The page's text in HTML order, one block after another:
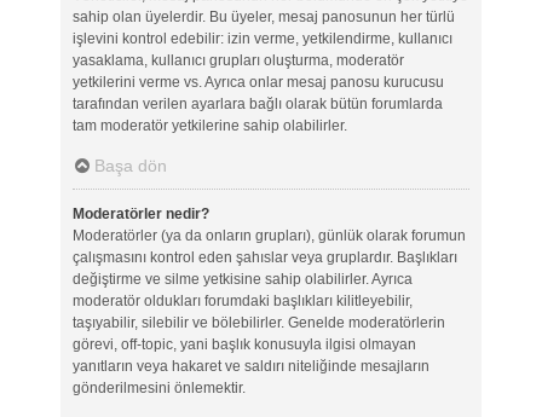
sahip olan üyelerdir. Bu üyeler, mesaj panosunun her türlü
işlevini kontrol edebilir: izin verme, yetkilendirme, kullanıcı
yasaklama, kullanıcı grupları oluşturma, moderatör
yetkilerini verme vs. Ayrıca onlar mesaj panosu kurucusu
tarafından verilen ayarlara bağlı olarak bütün forumlarda
tam moderatör yetkilerine sahip olabilirler.
Başa dön
Moderatörler nedir?
Moderatörler (ya da onların grupları), günlük olarak forumun
çalışmasını kontrol eden şahıslar veya gruplardır. Başlıkları
değiştirme ve silme yetkisine sahip olabilirler. Ayrıca
moderatör oldukları forumdaki başlıkları kilitleyebilir,
taşıyabilir, silebilir ve bölebilirler. Genelde moderatörlerin
görevi, off-topic, yani başlık konusuyla ilgisi olmayan
yanıtların veya hakaret ve saldırı niteliğinde mesajların
gönderilmesini önlemektir.